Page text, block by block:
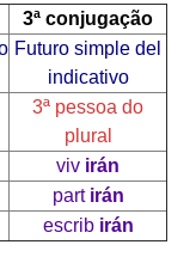
3ª conjugação
Futuro simple del
indicativo
3ª pessoa do
plural
viv irán
part irán
escrib irán